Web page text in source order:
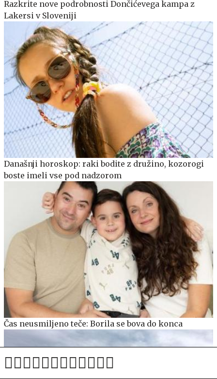
Razkrite nove podrobnosti Dončićevega kampa z
Lakersi v Sloveniji
Današnji horoskop: raki bodite z družino, kozorogi
boste imeli vse pod nadzorom
Čas neusmiljeno teče: Borila se bova do konca